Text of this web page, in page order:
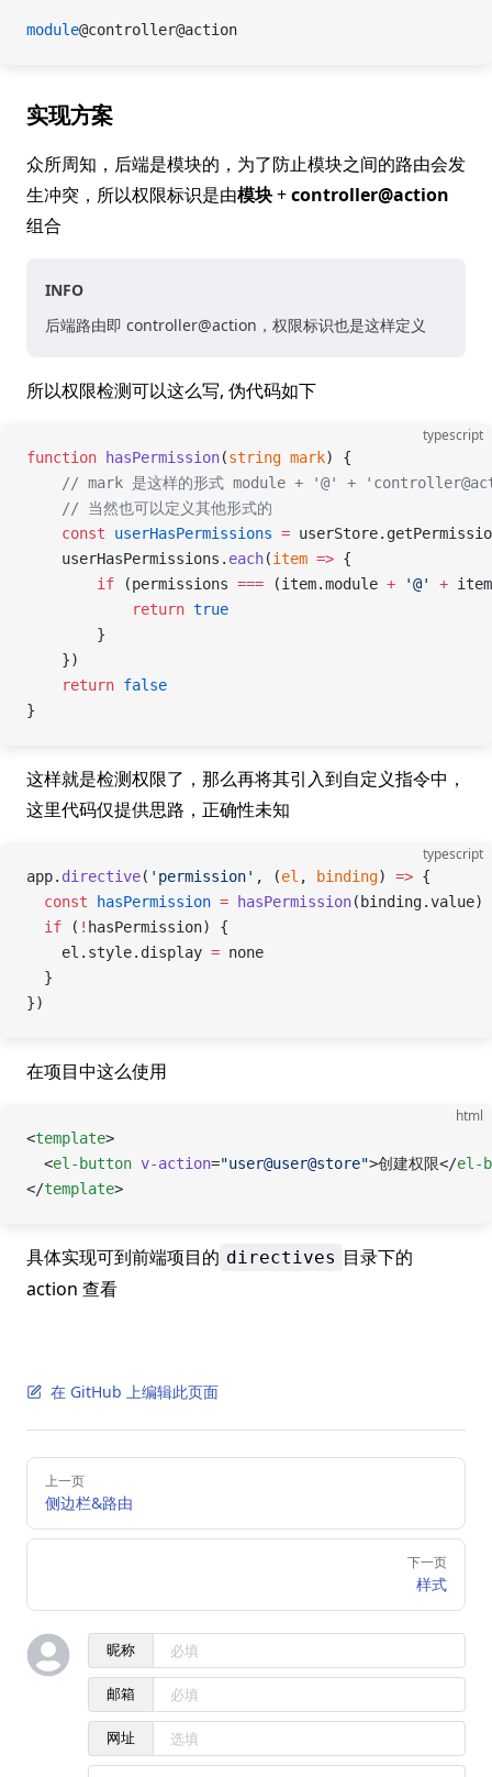
module@controller@action
实现方案
众所周知，后端是模块的，为了防止模块之间的路由会发
生冲突，所以权限标识是由模块+controller@action
组合
INFO
后端路由即 controller@action，权限标识也是这样定义
所以权限检测可以这么写, 伪代码如下
typescript
function hasPermission(string mark) {
// mark 是这样的形式 module + '@' +
    // 当然也可以定义其他形式的
    const
userHasPermissions =
    userHasPermissions.
each(item => {
        if
(permissions === (item.module + '@' +
            return
true
        }
    })
    return
false
}
这样就是检测权限了，那么再将其引入到自定义指令中，
这里代码仅提供思路，正确性未知
typescript
app. directive( 'permission' , (el , binding) => {
  const
hasPermission = hasPermission(binding.value)
  if
( ! hasPermission) {
    el.style.display
= none
  }
})
在项目中这么使用
html
<template>
  <
el-button v-action="user@user@store">创建权限</el-
</template>
具体实现可到前端项目的 directives 目录下的
action 查看
在 GitHub 上编辑此页面
Pager
上一页
侧边栏&路由
下一页
样式
昵称
邮箱
网址